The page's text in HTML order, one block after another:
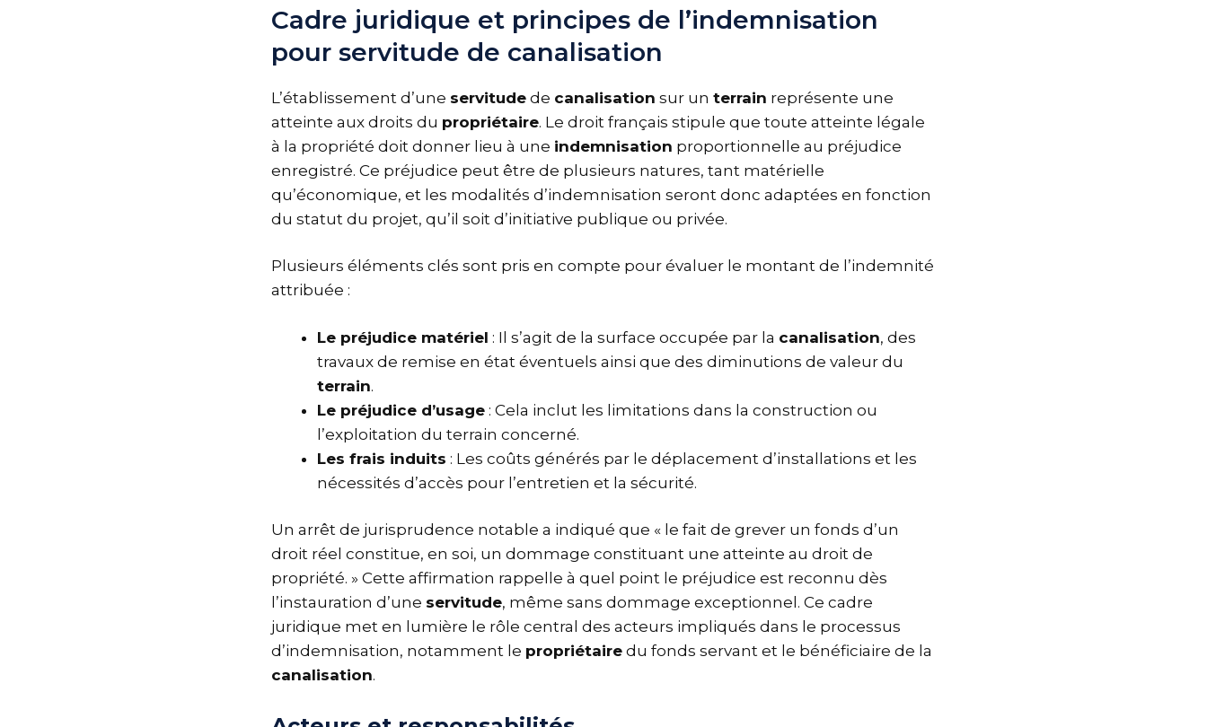
Cadre juridique et principes de l’indemnisation
pour servitude de canalisation
L’établissement d’une servitude de canalisation sur un terrain représente une
atteinte aux droits du propriétaire. Le droit français stipule que toute atteinte légale
à la propriété doit donner lieu à une indemnisation proportionnelle au préjudice
enregistré. Ce préjudice peut être de plusieurs natures, tant matérielle
qu’économique, et les modalités d’indemnisation seront donc adaptées en fonction
du statut du projet, qu’il soit d’initiative publique ou privée.
Plusieurs éléments clés sont pris en compte pour évaluer le montant de l’indemnité
attribuée :
Le préjudice matériel : Il s’agit de la surface occupée par la canalisation, des
travaux de remise en état éventuels ainsi que des diminutions de valeur du
terrain.
Le préjudice d’usage : Cela inclut les limitations dans la construction ou
l’exploitation du terrain concerné.
Les frais induits : Les coûts générés par le déplacement d’installations et les
nécessités d’accès pour l’entretien et la sécurité.
Un arrêt de jurisprudence notable a indiqué que « le fait de grever un fonds d’un
droit réel constitue, en soi, un dommage constituant une atteinte au droit de
propriété. » Cette affirmation rappelle à quel point le préjudice est reconnu dès
l’instauration d’une servitude, même sans dommage exceptionnel. Ce cadre
juridique met en lumière le rôle central des acteurs impliqués dans le processus
d’indemnisation, notamment le propriétaire du fonds servant et le bénéficiaire de la
canalisation.